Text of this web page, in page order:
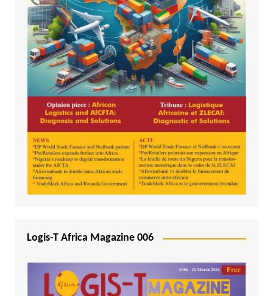
Logis-T Africa Magazine 006